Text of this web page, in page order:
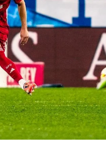
al Bournemouth
la pretemporada con el
Leverkusen
Ellyes Skhiri
el Sevilla FC